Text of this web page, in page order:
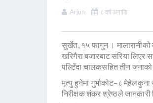
Arjun ८ वर्ष अगाडि
सुर्खेत, १५ फागुन । मालारानीको
खरिगैरा बजारबाट सरिया
पल्टिँदा चालकसहित तीन
मृत्यु हुनेमा गुर्भाकोट–८ मेहेलकुना
निरीक्षक शंकर श्रेष्ठले